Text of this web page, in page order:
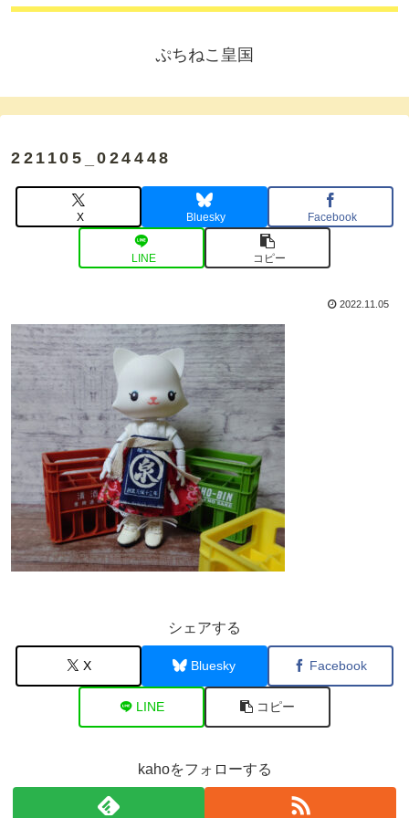
ぷちねこ皇国
221105_024448
X Bluesky Facebook
LINE コピー
2022.11.05
シェアする
X Bluesky Facebook
LINE コピー
kahoをフォローする